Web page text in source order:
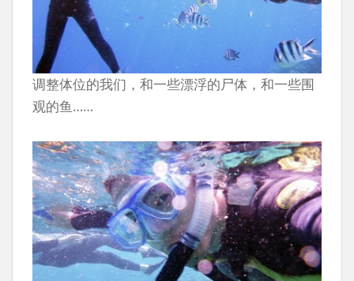
调整体位的我们，和一些漂浮的尸体，和一些围
观的鱼……